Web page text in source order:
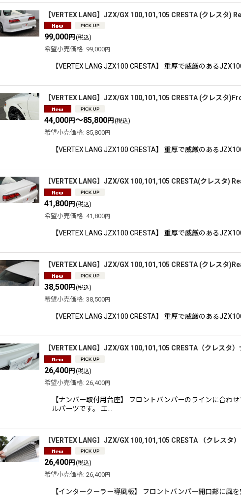
【VERTEX LANG】JZX/GX 100,101,105 CRESTA (クレスタ)
99,000円 (税込)
希望小売価格: 99,000円
【VERTEX LANG JZX100 CRESTA】 重厚で威厳のある
【VERTEX LANG】JZX/GX 100,101,105 CRESTA (クレスタ
44,000円～85,800円 (税込)
希望小売価格: 85,800円
【VERTEX LANG JZX100 CRESTA】 重厚で威厳のある
【VERTEX LANG】JZX/GX 100,101,105 CRESTA(クレスタ)
41,800円 (税込)
希望小売価格: 41,800円
【VERTEX LANG JZX100 CRESTA】 重厚で威厳のある
【VERTEX LANG】JZX/GX 100,101,105 CRESTA (クレスタ
38,500円 (税込)
希望小売価格: 38,500円
【VERTEX LANG JZX100 CRESTA】 重厚で威厳のある
【VERTEX LANG】JZX/GX 100,101,105 CRESTA（クレスタ
26,400円(税込)
希望小売価格: 26,400円
【ナンバー取付用台座】 フロントバンパーのラインに合わ
ルパーツです。 エ…
【VERTEX LANG】JZX/GX 100,101,105 CRESTA （クレスタ
26,400円 (税込)
希望小売価格: 26,400円
【インタークーラー導風板】 フロントバンパー開口部に風